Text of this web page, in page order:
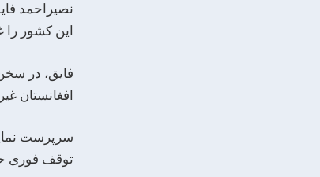
نصیراحمد
این کشور
فایق، در
افغانستان
سرپرست
توقف فوری